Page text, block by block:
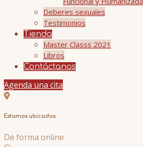
Deberes sexuales
Testimonios
Tienda
Master Classs 2021
Libros
Contáctanos
Agenda una cita
Estamos ubicados
De forma online